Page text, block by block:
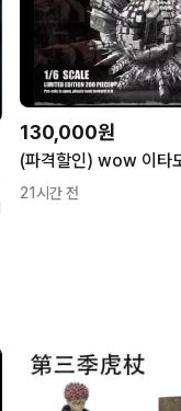
130,000원
21시간 전